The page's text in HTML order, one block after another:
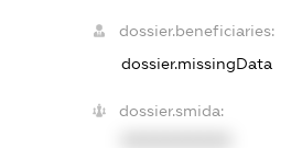
dossier.beneficiaries:
dossier.missingData
dossier.smida: